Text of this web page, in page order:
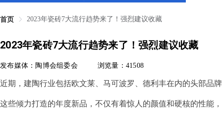
首页 2023年瓷砖7大流行趋势来了！强烈建议收藏
2023年瓷砖7大流行趋势来了！强烈建议收藏
发布媒体：陶博会组委会 浏览量：41508
近期，建陶行业包括欧文莱、马可波罗、德利丰在内的头部品
这些倾力打造的年度新品，不仅有着惊人的颜值和硬核的性能